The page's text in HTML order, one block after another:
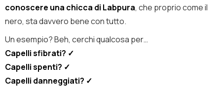
conoscere una chicca di Labpura, che proprio come il
nero, sta davvero bene con tutto.
Un esempio? Beh, cerchi qualcosa per…
Capelli sfibrati? ✓
Capelli spenti? ✓
Capelli danneggiati? ✓